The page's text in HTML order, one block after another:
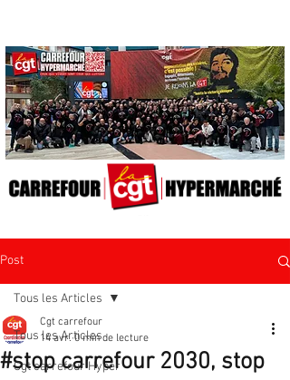
Post
Tous les Articles
Cgt carrefour Hyper
Tous les Articles
#stop carrefour 2030, stop
Cgt carrefour
14 avr. 0 min de lecture